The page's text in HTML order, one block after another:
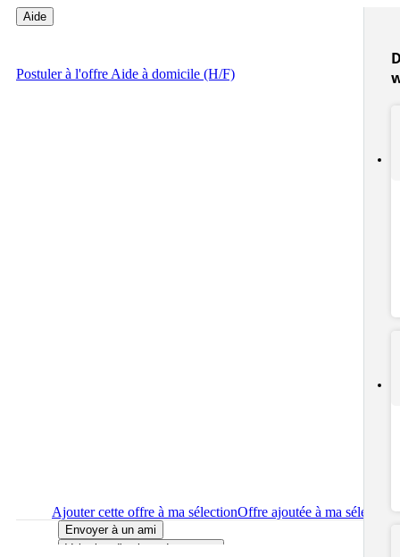
Aide
Postulerà l'offre Aide à domicile (H/F)
Ajouter cette offre à ma sélectionOffre ajoutée à ma sélection
Envoyer à un ami
Voir plus d'options de partage